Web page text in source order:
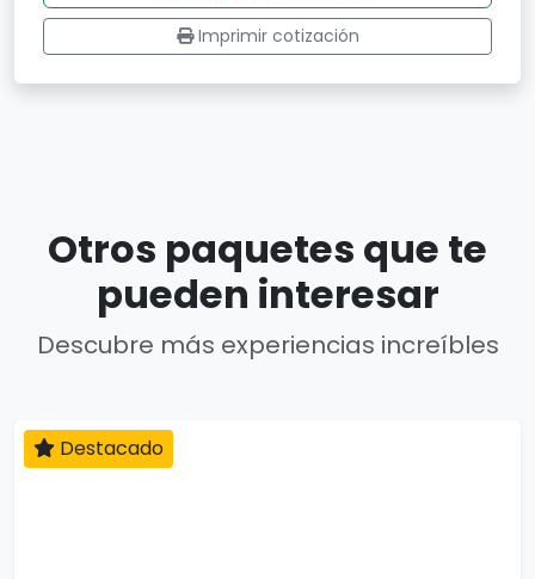
Imprimir cotización
Otros paquetes que te
pueden interesar
Descubre más experiencias increíbles
Destacado